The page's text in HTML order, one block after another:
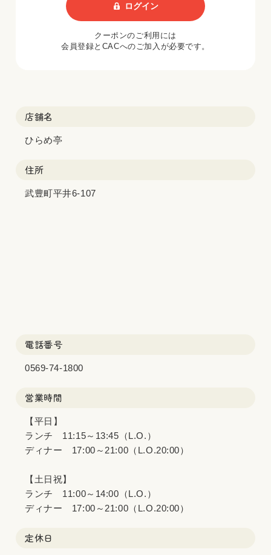
ログイン
クーポンのご利用には
会員登録とCACへのご加入が必要です。
店舗名
ひらめ亭
住所
武豊町平井6-107
電話番号
0569-74-1800
営業時間
【平日】
ランチ 11:15～13:45（L.O.）
ディナー 17:00～21:00（L.O.20:00）
【土日祝】
ランチ 11:00～14:00（L.O.）
ディナー 17:00～21:00（L.O.20:00）
定休日